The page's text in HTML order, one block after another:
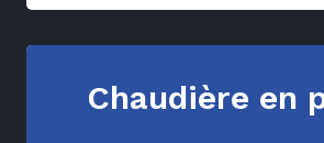
Chaudière en